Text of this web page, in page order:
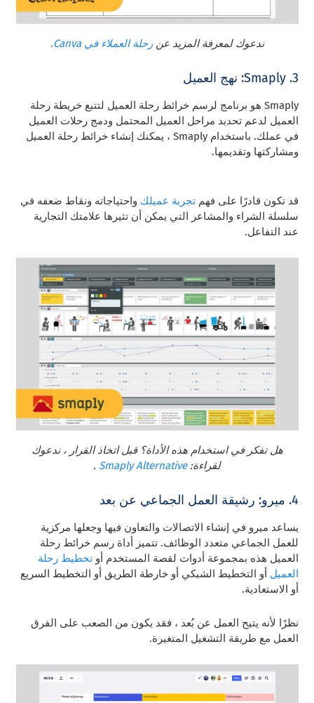
ندعوك لمعرفة المزيد عنرحلة العملاء في Canva.
3. Smaply: نهج العميل
Smaply هو برنامج لرسم خرائط رحلة العميل لتتبع خريطة رحلة
العميل لدعم تحديد مراحل العميل المحتمل ودمج رحلات العميل
في عملك. باستخدام Smaply ، يمكنك إنشاء خرائط رحلة العميل
ومشاركتها وتقديمها.
قد تكون قادرًا على فهمتجربة عميلك واحتياجاته ونقاط ضعفه في
سلسلة الشراء والمشاعر التي يمكن أن تثيرها علامتك التجارية
عند التفاعل.
هل تفكر في استخدام هذه الأداة؟ قبل اتخاذ القرار ، ندعوك
لقراءة:Smaply Alternative
.
4. ميرو: رشيقة العمل الجماعي عن بعد
يساعد ميرو في إنشاء الاتصالات والتعاون فيها وجعلها مركزية
للعمل الجماعي متعدد الوظائف. تتميز أداة رسم خرائط رحلة
العميل هذه بمجموعة أدوات لقصة المستخدم أوتخطيط رحلة
العميل أو التخطيط الشبكي أو خارطة الطريق أو التخطيط السريع
أو الاستعادية.
نظرًا لأنه يتيح العمل عن بُعد ، فقد يكون من الصعب على الفرق
العمل مع طريقة التشغيل المتغيرة.